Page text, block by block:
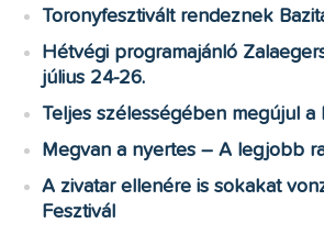
Toronyfesztivált rendeznek
Hétvégi programajánló
július 24-26.
Teljes szélességében megújul a
Megvan a nyertes – A legjobb
A zivatar ellenére is sokakat
Fesztivál